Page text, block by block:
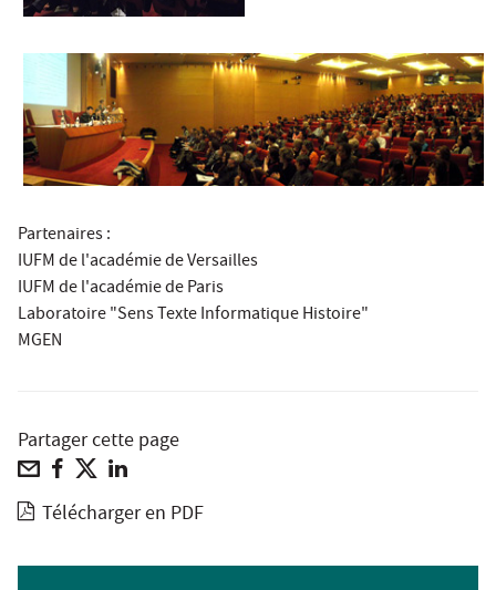
Partenaires :
IUFM de l'académie de Versailles
IUFM de l'académie de Paris
Laboratoire "Sens Texte Informatique Histoire"
MGEN
Partager cette page
Télécharger en PDF